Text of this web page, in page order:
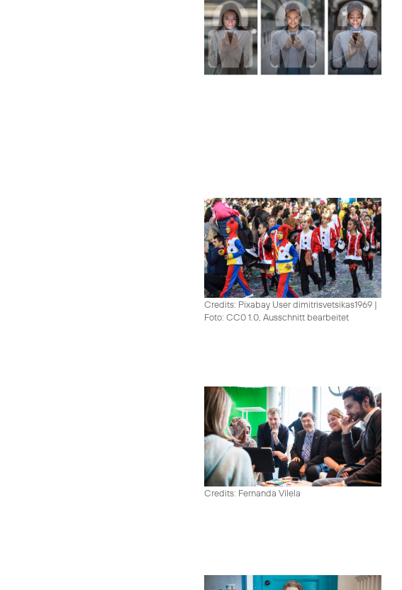
Credits: Pixabay User dimitrisvetsikas1969 |
Foto: CC0 1.0, Ausschnitt bearbeitet
Credits: Fernanda Vilela